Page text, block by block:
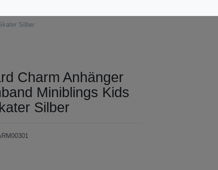
Silber
Charm Anhänger
Miniblings Kids
Silber